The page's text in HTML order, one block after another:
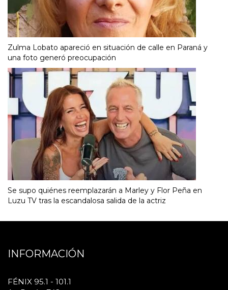
Zulma Lobato apareció en situación de calle en Paraná y
una foto generó preocupación
Se supo quiénes reemplazarán a Marley y Flor Peña en
Luzu TV tras la escandalosa salida de la actriz
INFORMACIÓN
FÉNIX 95.1 - 101.1